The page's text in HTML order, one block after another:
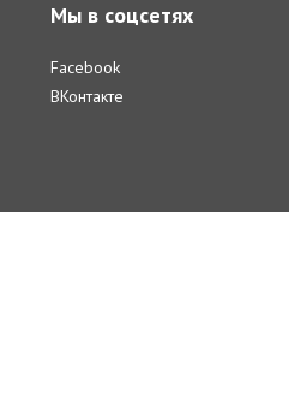
Мы в соцсетях
Facebook
ВКонтакте